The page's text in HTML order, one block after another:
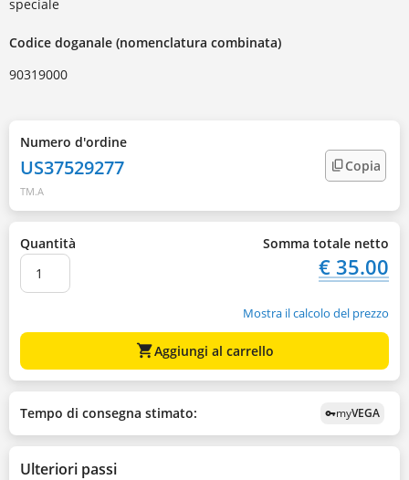
speciale
Codice doganale (nomenclatura combinata)
90319000
Numero d'ordine
US37529277
TM.A
Copia
Quantità Somma totale netto
€ 35.00
Mostra il calcolo del prezzo
shopping_cartAggiungi al carrello
Tempo di consegna stimato: vpn_keymyVEGA
Ulteriori passi